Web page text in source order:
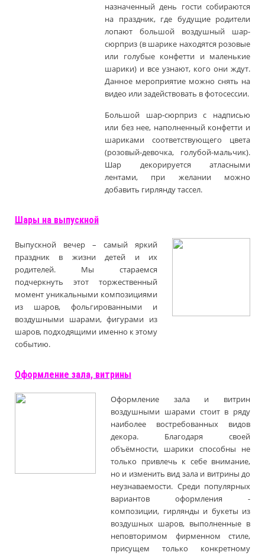
назначенный день гости собираются
на праздник, где будущие родители
лопают большой воздушный шар-
сюрприз (в шарике находятся розовые
или голубые конфетти и маленькие
шарики) и все узнают, кого они ждут.
Данное мероприятие можно снять на
видео или задействовать в фотосессии.
Большой шар-сюрприз с надписью
или без нее, наполненный конфетти и
шариками соответствующего цвета
(розовый-девочка, голубой-мальчик).
Шар декорируется атласными
лентами, при желании можно
добавить гирлянду тассел.
Шары на выпускной
Выпускной вечер – самый яркий
праздник в жизни детей и их
родителей. Мы стараемся
подчеркнуть этот торжественный
момент уникальными композициями
из шаров, фольгированными и
воздушными шарами, фигурами из
шаров, подходящими именно к этому
событию.
Оформление зала, витрины
Оформление зала и витрин
воздушными шарами стоит в ряду
наиболее востребованных видов
декора. Благодаря своей
объёмности, шарики способны не
только привлечь к себе внимание,
но и изменить вид зала и витрины до
неузнаваемости. Среди популярных
вариантов оформления -
композиции, гирлянды и букеты из
воздушных шаров, выполненные в
неповторимом фирменном стиле,
присущем только конкретному